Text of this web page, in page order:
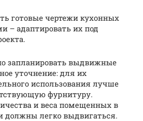
готовые чертежи кухонных
– адаптировать их под
запланировать выдвижные
уточнение: для их
использования лучше
фурнитуру.
и веса помещенных в
должны легко выдвигаться.